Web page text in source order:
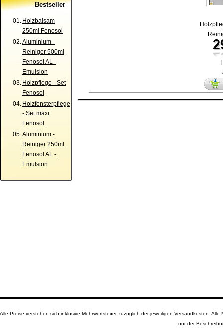
Bestseller
01. Holzbalsam
250ml Fenosol
02.Aluminium -
Reiniger 500ml
Fenosol AL -
Emulsion
03. Holzpflege - Set
Fenosol
04. Holzfensterpflege
- Set maxi
Fenosol
05.Aluminium -
Reiniger 250ml
Fenosol AL -
Emulsion
Alle Preise verstehen sich inklusive Mehrwertsteuer zuzüglich der jeweiligen Versandkosten.
nur der